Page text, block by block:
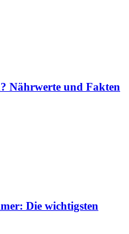
Nährwerte und Fakten
Die wichtigsten